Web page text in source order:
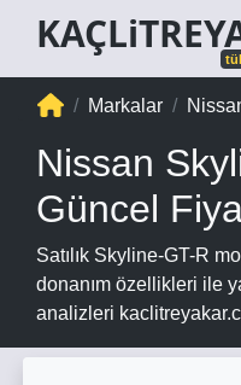
Markalar
Nissan
Güncel
Satılık Skyline-GT-R
donanım özellikleri ile
analizleri